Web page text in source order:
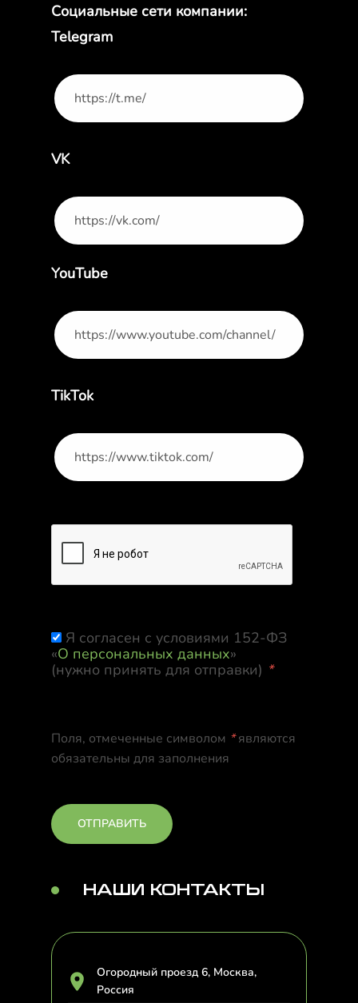
Социальные сети компании:
Telegram
VK
YouTube
TikTok
Я согласен с условиями 152-ФЗ
«О персональных данных»
(нужно принять для отправки) *
Поля, отмеченные символом *являются
обязательны для заполнения
НАШИ КОНТАКТЫ
Огородный проезд 6, Москва,
Россия